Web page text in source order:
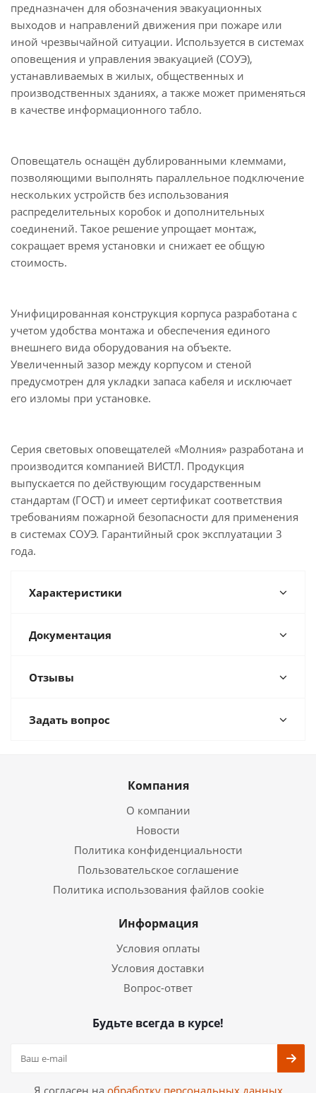
предназначен для обозначения эвакуационных
выходов и направлений движения при пожаре или
иной чрезвычайной ситуации. Используется в системах
оповещения и управления эвакуацией (СОУЭ),
устанавливаемых в жилых, общественных и
производственных зданиях, а также может применяться
в качестве информационного табло.
Оповещатель оснащён дублированными клеммами,
позволяющими выполнять параллельное подключение
нескольких устройств без использования
распределительных коробок и дополнительных
соединений. Такое решение упрощает монтаж,
сокращает время установки и снижает ее общую
стоимость.
Унифицированная конструкция корпуса разработана с
учетом удобства монтажа и обеспечения единого
внешнего вида оборудования на объекте.
Увеличенный зазор между корпусом и стеной
предусмотрен для укладки запаса кабеля и исключает
его изломы при установке.
Серия световых оповещателей «Молния» разработана и
производится компанией ВИСТЛ. Продукция
выпускается по действующим государственным
стандартам (ГОСТ) и имеет сертификат соответствия
требованиям пожарной безопасности для применения
в системах СОУЭ. Гарантийный срок эксплуатации 3
года.
Характеристики
Документация
Отзывы
Задать вопрос
Компания
О компании
Новости
Политика конфиденциальности
Пользовательское соглашение
Политика использования файлов cookie
Информация
Условия оплаты
Условия доставки
Вопрос-ответ
Будьте всегда в курсе!
Я согласен на обработку персональных данных